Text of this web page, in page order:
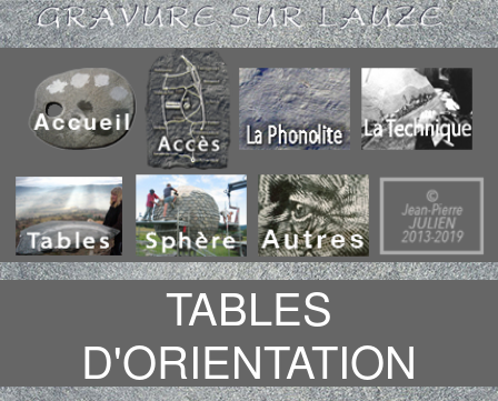
TABLES
D'ORIENTATION